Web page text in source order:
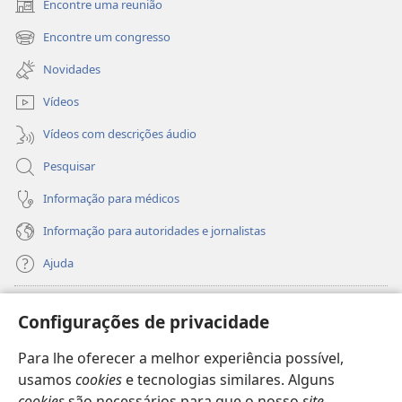
Configurações de privacidade
Para lhe oferecer a melhor experiência possível,
usamos cookies e tecnologias similares. Alguns
Encontre uma reunião
(abre
uma
nova
janela)
Encontre um congresso
(abre
uma
nova
janela)
Novidades
Vídeos
Vídeos com descrições áudio
Pesquisar
Informação para médicos
Informação para autoridades e jornalistas
Ajuda
(abre
uma
nova
janela)
BibliotecaOnline da Torre de Vigia™
(abre
uma
JW Hub